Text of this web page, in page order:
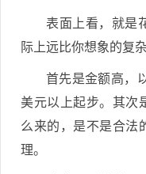
表面上看，就是
际上远比你想象的复杂
首先是金额高，
美元以上起步。其次
么来的，是不是合法
理。